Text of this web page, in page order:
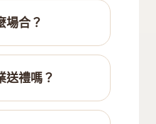
場合？
送禮嗎？